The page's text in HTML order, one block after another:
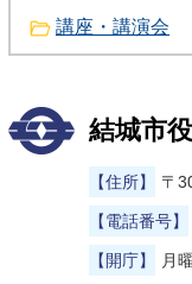
講座・講演会
結城市
【住所】 〒
【電話番号】
【開庁】 月